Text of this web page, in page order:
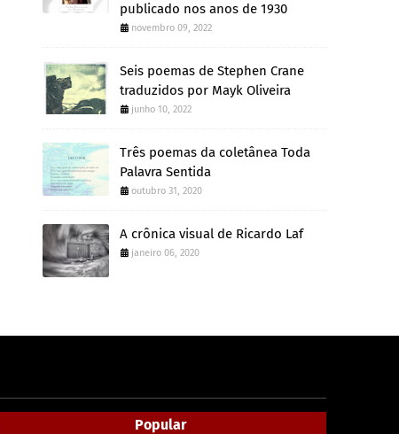
publicado nos anos de 1930
novembro 09, 2022
Seis poemas de Stephen Crane
traduzidos por Mayk Oliveira
junho 10, 2022
Três poemas da coletânea Toda
Palavra Sentida
outubro 31, 2020
A crônica visual de Ricardo Laf
janeiro 06, 2020
Popular